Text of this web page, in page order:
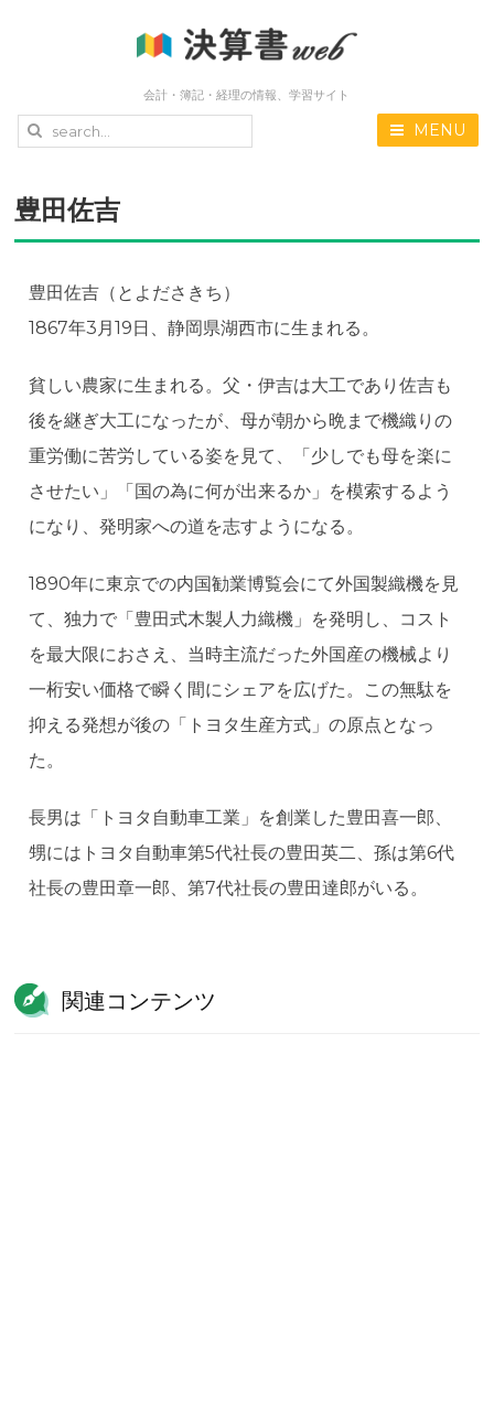
会計・簿記・経理の情報、学習サイト
MENU
豊田佐吉
豊田佐吉（とよださきち）
1867年3月19日、静岡県湖西市に生まれる。
貧しい農家に生まれる。父・伊吉は大工であり佐吉も
後を継ぎ大工になったが、母が朝から晩まで機織りの
重労働に苦労している姿を見て、「少しでも母を楽に
させたい」「国の為に何が出来るか」を模索するよう
になり、発明家への道を志すようになる。
1890年に東京での内国勧業博覧会にて外国製織機を見
て、独力で「豊田式木製人力織機」を発明し、コスト
を最大限におさえ、当時主流だった外国産の機械より
一桁安い価格で瞬く間にシェアを広げた。この無駄を
抑える発想が後の「トヨタ生産方式」の原点となっ
た。
長男は「トヨタ自動車工業」を創業した豊田喜一郎、
甥にはトヨタ自動車第5代社長の豊田英二、孫は第6代
社長の豊田章一郎、第7代社長の豊田達郎がいる。
関連コンテンツ